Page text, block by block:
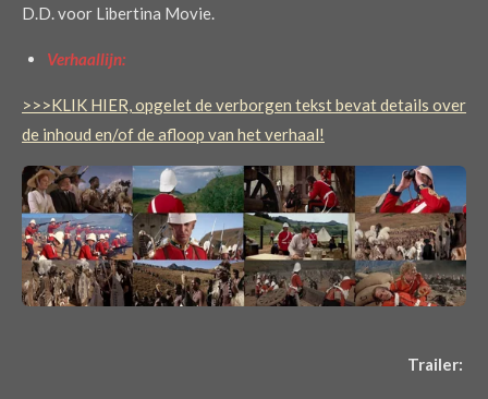
D.D. voor Libertina Movie.
Verhaallijn:
>>>KLIK HIER, opgelet de verborgen tekst bevat details over
de inhoud en/of de afloop van het verhaal!
Trailer: